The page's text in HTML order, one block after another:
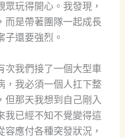
玩得開心。我發現，
而是帶著團隊一起成長
子還要強烈。
次我們接了一個大型車
，我必須一個人扛下整
但那天我想到自己剛入
已經不知不覺變得這
應付各種突發狀況，